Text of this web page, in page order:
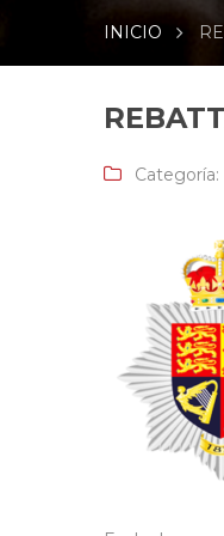
INICIO
Categoría: